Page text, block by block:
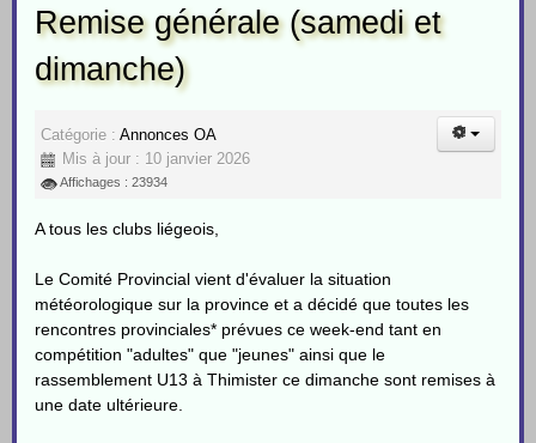
Remise générale (samedi et
dimanche)
Catégorie : Annonces OA
Mis à jour : 10 janvier 2026
Affichages : 23934
A tous les clubs liégeois,
Le Comité Provincial vient d'évaluer la situation
météorologique sur la province et a décidé que toutes les
rencontres provinciales* prévues ce week-end tant en
compétition "adultes" que "jeunes" ainsi que le
rassemblement U13 à Thimister ce dimanche sont remises à
une date ultérieure.